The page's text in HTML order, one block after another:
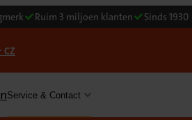
Ruim 3 miljoen klanten Sinds 1930
CZ
Service & Contact